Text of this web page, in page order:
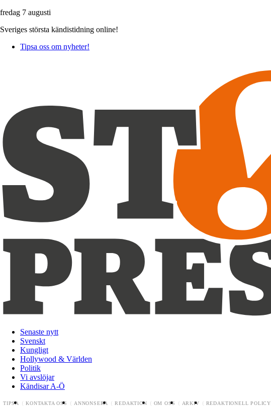
fredag 7 augusti
Sveriges största kändistidning online!
Tipsa oss om nyheter!
Senaste nytt
Svenskt
Kungligt
Hollywood & Världen
Politik
Vi avslöjar
Kändisar A-Ö
TIPSA KONTAKTA OSS ANNONSERA REDAKTION OM OSS ARKIV REDAKTIONELL POLICY